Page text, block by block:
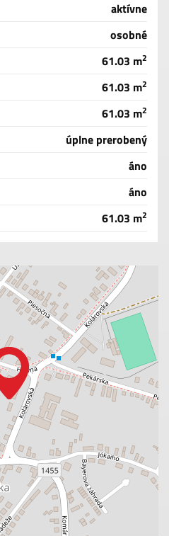
aktívne
osobné
61.03 m2
61.03 m2
61.03 m2
úplne prerobený
áno
áno
61.03 m2